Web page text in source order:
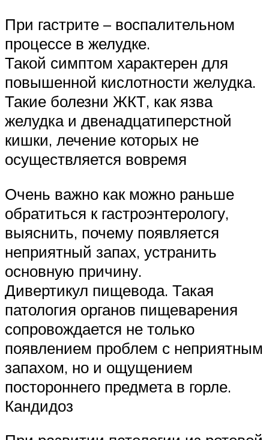
При гастрите – воспалительном
процессе в желудке.
Такой симптом характерен для
повышенной кислотности желудка.
Такие болезни ЖКТ, как язва
желудка и двенадцатиперстной
кишки, лечение которых не
осуществляется вовремя
Очень важно как можно раньше
обратиться к гастроэнтерологу,
выяснить, почему появляется
неприятный запах, устранить
основную причину.
Дивертикул пищевода. Такая
патология органов пищеварения
сопровождается не только
появлением проблем с неприятным
запахом, но и ощущением
постороннего предмета в горле.
Кандидоз